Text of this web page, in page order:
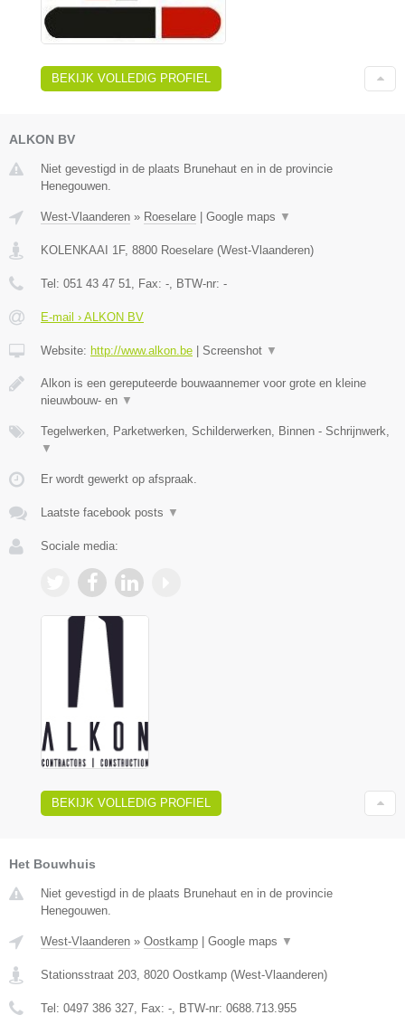
BEKIJK VOLLEDIG PROFIEL
ALKON BV
Niet gevestigd in de plaats Brunehaut en in de provincie
Henegouwen.
West-Vlaanderen » Roeselare Google maps ▼
KOLENKAAI 1F, 8800 Roeselare (West-Vlaanderen)
Tel: 051 43 47 51, Fax: -, BTW-nr: -
E-mail › ALKON BV
Website: http://www.alkon.be Screenshot ▼
Alkon is een gereputeerde bouwaannemer voor grote en kleine
nieuwbouw- en ▼
Tegelwerken, Parketwerken, Schilderwerken, Binnen - Schrijnwerk,
▼
Er wordt gewerkt op afspraak.
Laatste facebook posts ▼
Sociale media:
BEKIJK VOLLEDIG PROFIEL
Het Bouwhuis
Niet gevestigd in de plaats Brunehaut en in de provincie
Henegouwen.
West-Vlaanderen » Oostkamp Google maps ▼
Stationsstraat 203, 8020 Oostkamp (West-Vlaanderen)
Tel: 0497 386 327, Fax: -, BTW-nr: 0688.713.955